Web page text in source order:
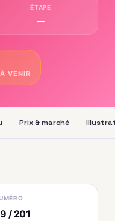
ÉTAPE
—
VENIR
Prix & marché
/ 201